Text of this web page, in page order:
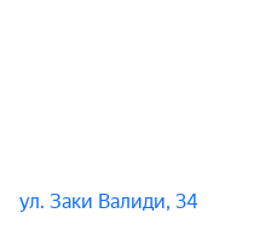
ул. Заки Валиди, 34